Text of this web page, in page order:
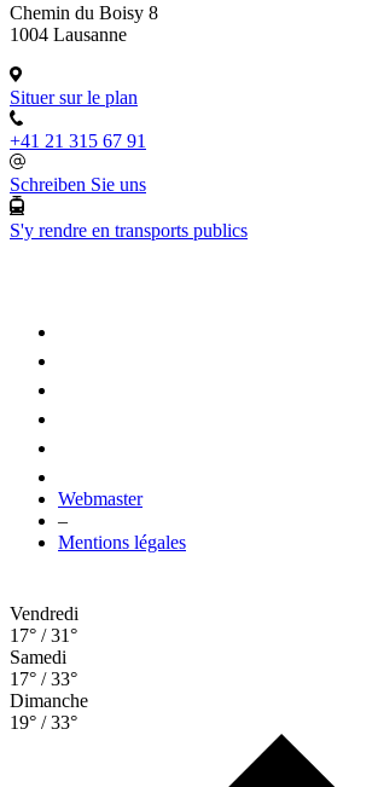
Chemin du Boisy 8
1004 Lausanne
Situer sur le plan
+41 21 315 67 91
Schreiben Sie uns
S'y rendre en transports publics
Webmaster
–
Mentions légales
Vendredi
17° / 31°
Samedi
17° / 33°
Dimanche
19° / 33°